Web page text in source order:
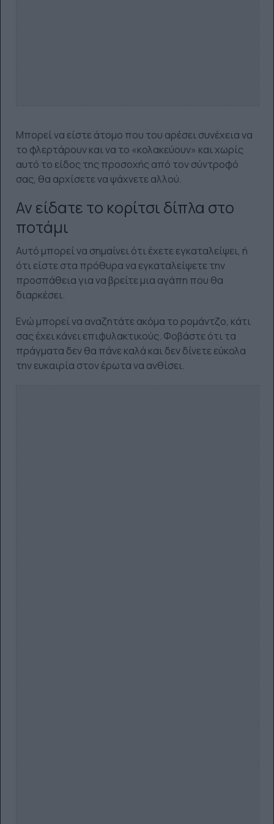
Μπορεί να είστε άτομο που του αρέσει συνέχεια να
το φλερτάρουν και να το «κολακεύουν» και χωρίς
αυτό το είδος της προσοχής από τον σύντροφό
σας, θα αρχίσετε να ψάχνετε αλλού.
Αν είδατε το κορίτσι δίπλα στο
ποτάμι
Αυτό μπορεί να σημαίνει ότι έχετε εγκαταλείψει, ή
ότι είστε στα πρόθυρα να εγκαταλείψετε την
προσπάθεια για να βρείτε μια αγάπη που θα
διαρκέσει.
Ενώ μπορεί να αναζητάτε ακόμα το ρομάντζο, κάτι
σας έχει κάνει επιφυλακτικούς. Φοβάστε ότι τα
πράγματα δεν θα πάνε καλά και δεν δίνετε εύκολα
την ευκαιρία στον έρωτα να ανθίσει.